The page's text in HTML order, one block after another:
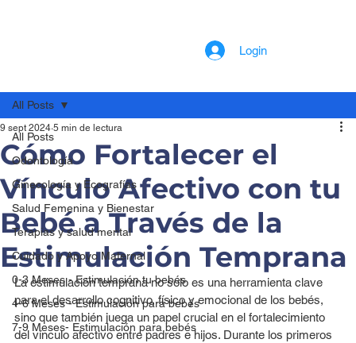
Login
All Posts
Odontología
Ginecología y Ecografías
Salud Femenina y Bienestar
Terapias y salud mental
Cuidado y Apoyo Maternal
0-3 Meses - Estimulación tu bebés
4-6 Meses - Estimulación para bebés
7-9 Meses- Estimulación para bebés
All Posts
Cómo Fortalecer el
Vínculo Afectivo con tu
Bebé a Través de la
Estimulación Temprana
9 sept 2024 5 min de lectura
La estimulación temprana no solo es una herramienta clave
para el desarrollo cognitivo, físico y emocional de los bebés,
sino que también juega un papel crucial en el fortalecimiento
del vínculo afectivo entre padres e hijos. Durante los primeros